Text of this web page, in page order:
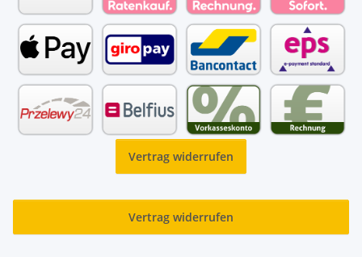
Vertrag widerrufen
Vertrag widerrufen